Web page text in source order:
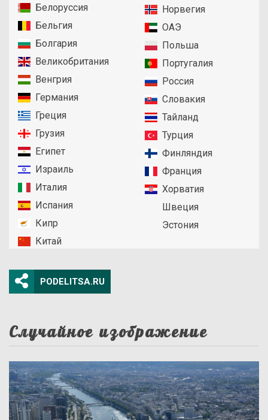
Белоруссия
Бельгия
Болгария
Великобритания
Венгрия
Германия
Греция
Грузия
Египет
Израиль
Италия
Испания
Кипр
Китай
Норвегия
ОАЭ
Польша
Португалия
Россия
Словакия
Тайланд
Турция
Финляндия
Франция
Хорватия
Швеция
Эстония
PODELITSA.RU
Случайное изображение